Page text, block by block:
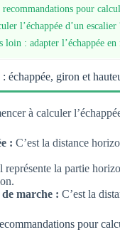
pour
l’échappée d’un escalier
: adapter l’échappée
échappée, giron et
à calculer
: C’est la distance
représente la partie
marche : C’est la
pour